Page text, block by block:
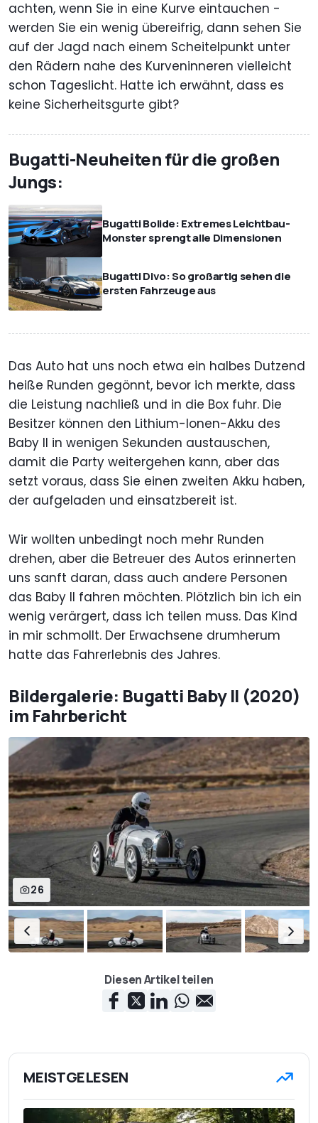
achten, wenn Sie in eine Kurve eintauchen -
werden Sie ein wenig übereifrig, dann sehen Sie
auf der Jagd nach einem Scheitelpunkt unter
den Rädern nahe des Kurveninneren vielleicht
schon Tageslicht. Hatte ich erwähnt, dass es
keine Sicherheitsgurte gibt?
Bugatti-Neuheiten für die großen
Jungs:
Bugatti Bolide: Extremes Leichtbau-
Monster sprengt alle Dimensionen
Bugatti Divo: So großartig sehen die
ersten Fahrzeuge aus
Das Auto hat uns noch etwa ein halbes Dutzend
heiße Runden gegönnt, bevor ich merkte, dass
die Leistung nachließ und in die Box fuhr. Die
Besitzer können den Lithium-Ionen-Akku des
Baby II in wenigen Sekunden austauschen,
damit die Party weitergehen kann, aber das
setzt voraus, dass Sie einen zweiten Akku haben,
der aufgeladen und einsatzbereit ist.
Wir wollten unbedingt noch mehr Runden
drehen, aber die Betreuer des Autos erinnerten
uns sanft daran, dass auch andere Personen
das Baby II fahren möchten. Plötzlich bin ich ein
wenig verärgert, dass ich teilen muss. Das Kind
in mir schmollt. Der Erwachsene drumherum
hatte das Fahrerlebnis des Jahres.
Bildergalerie: Bugatti Baby II (2020)
im Fahrbericht
26
Diesen Artikel teilen
MEISTGELESEN